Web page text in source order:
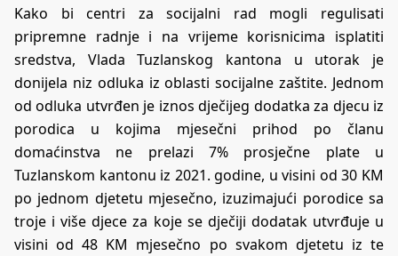
Kako bi centri za socijalni rad mogli regulisati
pripremne radnje i na vrijeme korisnicima isplatiti
sredstva, Vlada Tuzlanskog kantona u utorak je
donijela niz odluka iz oblasti socijalne zaštite. Jednom
od odluka utvrđen je iznos dječijeg dodatka za djecu iz
porodica u kojima mjesečni prihod po članu
domaćinstva ne prelazi 7% prosječne plate u
Tuzlanskom kantonu iz 2021. godine, u visini od 30 KM
po jednom djetetu mjesečno, izuzimajući porodice sa
troje i više djece za koje se dječiji dodatak utvrđuje u
visini od 48 KM mjesečno po svakom djetetu iz te